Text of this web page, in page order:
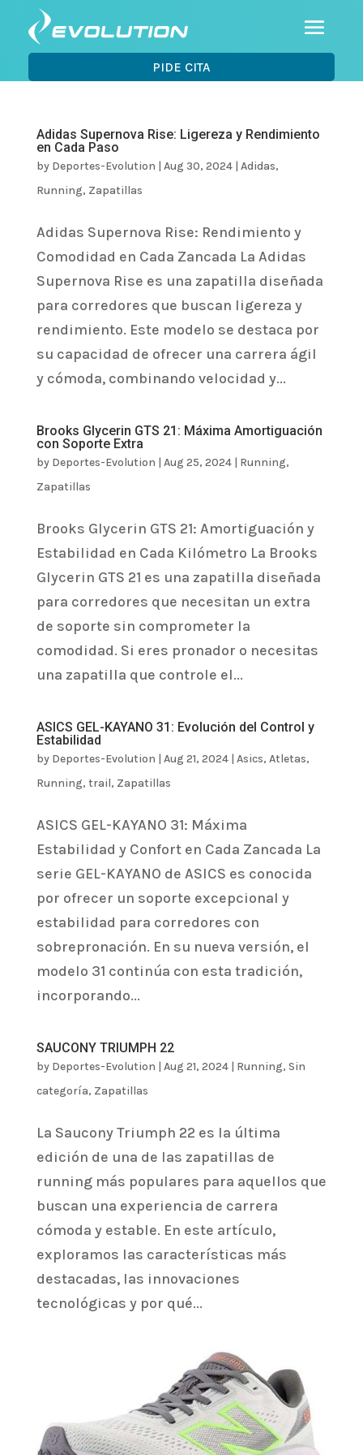
PIDE CITA
Adidas Supernova Rise: Ligereza y Rendimiento
en Cada Paso
by Deportes-Evolution | Aug 30, 2024| Adidas,
Running, Zapatillas
Adidas Supernova Rise: Rendimiento y
Comodidad en Cada Zancada La Adidas
Supernova Rise es una zapatilla diseñada
para corredores que buscan ligereza y
rendimiento. Este modelo se destaca por
su capacidad de ofrecer una carrera ágil
y cómoda, combinando velocidad y...
Brooks Glycerin GTS 21: Máxima Amortiguación
con Soporte Extra
by Deportes-Evolution | Aug 25, 2024| Running,
Zapatillas
Brooks Glycerin GTS 21: Amortiguación y
Estabilidad en Cada Kilómetro La Brooks
Glycerin GTS 21 es una zapatilla diseñada
para corredores que necesitan un extra
de soporte sin comprometer la
comodidad. Si eres pronador o necesitas
una zapatilla que controle el...
ASICS GEL-KAYANO 31: Evolución del Control y
Estabilidad
by Deportes-Evolution | Aug 21, 2024| Asics, Atletas,
Running, trail, Zapatillas
ASICS GEL-KAYANO 31: Máxima
Estabilidad y Confort en Cada Zancada La
serie GEL-KAYANO de ASICS es conocida
por ofrecer un soporte excepcional y
estabilidad para corredores con
sobrepronación. En su nueva versión, el
modelo 31 continúa con esta tradición,
incorporando...
SAUCONY TRIUMPH 22
by Deportes-Evolution | Aug 21, 2024| Running, Sin
categoría, Zapatillas
La Saucony Triumph 22 es la última
edición de una de las zapatillas de
running más populares para aquellos que
buscan una experiencia de carrera
cómoda y estable. En este artículo,
exploramos las características más
destacadas, las innovaciones
tecnológicas y por qué...